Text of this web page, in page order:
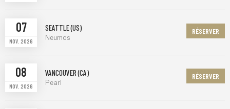
07
NOV. 2026
SEATTLE (US)
Neumos
RÉSERVER
08
NOV. 2026
VANCOUVER (CA)
Pearl
RÉSERVER